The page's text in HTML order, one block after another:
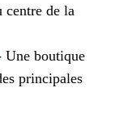
centre de la
Une boutique
principales